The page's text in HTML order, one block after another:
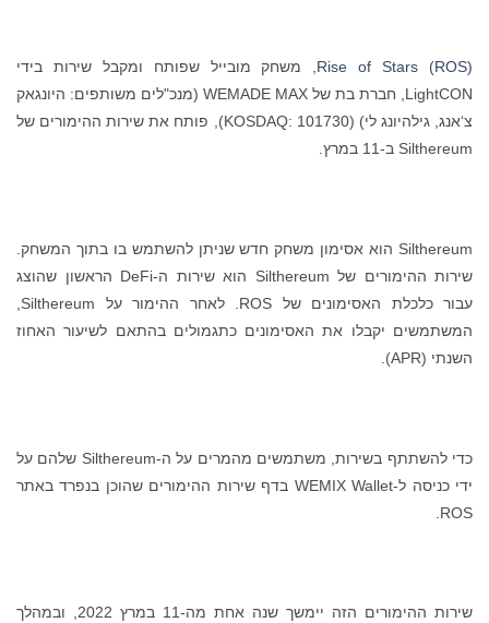
Rise of Stars (ROS), משחק מובייל שפותח ומקבל שירות בידי
LightCON, חברת בת של WEMADE MAX (מנכ"לים משותפים: היונגאק
צ‘אנג, גילהיונג לי) (KOSDAQ: 101730), פותח את שירות ההימורים של
Silthereum ב-11 במרץ.
Silthereum הוא אסימון משחק חדש שניתן להשתמש בו בתוך המשחק.
שירות ההימורים של Silthereum הוא שירות ה-DeFi הראשון שהוצג
המשתמשים יקבלו את האסימונים כתגמולים בהתאם לשיעור האחוז
השנתי (APR).
כדי להשתתף בשירות, משתמשים מהמרים על ה-Silthereum שלהם על
ידי כניסה ל-WEMIX Wallet בדף שירות ההימורים שהוכן בנפרד באתר
ROS.
שירות ההימורים הזה יימשך שנה אחת מה-11 במרץ 2022, ובמהלך